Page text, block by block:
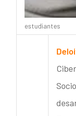
estudiantes